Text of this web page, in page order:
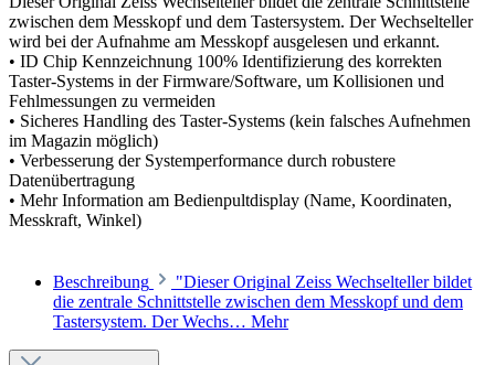
zwischen dem Messkopf und dem Tastersystem. Der Wechselteller
wird bei der Aufnahme am Messkopf ausgelesen und erkannt.
• ID Chip Kennzeichnung 100% Identifizierung des korrekten
Taster-Systems in der Firmware/Software, um Kollisionen und
Fehlmessungen zu vermeiden
• Sicheres Handling des Taster-Systems (kein falsches Aufnehmen
im Magazin möglich)
• Verbesserung der Systemperformance durch robustere
Datenübertragung
• Mehr Information am Bedienpultdisplay (Name, Koordinaten,
Messkraft, Winkel)
Beschreibung
"Dieser Original Zeiss Wechselteller bildet
die zentrale Schnittstelle zwischen dem Messkopf und dem
Tastersystem. Der Wechs… Mehr